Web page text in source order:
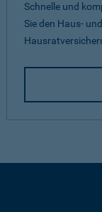
Schnelle und
Sie den Haus-